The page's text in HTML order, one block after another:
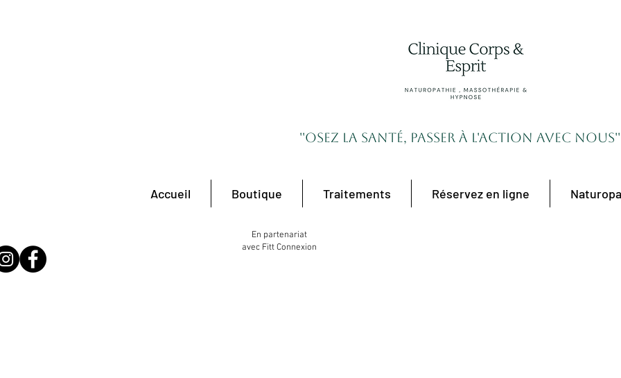
''Osez la santé, passer à l'action avec nous''
Accueil Boutique Traitements Réservez en ligne
En partenariat
avec Fitt Connexion